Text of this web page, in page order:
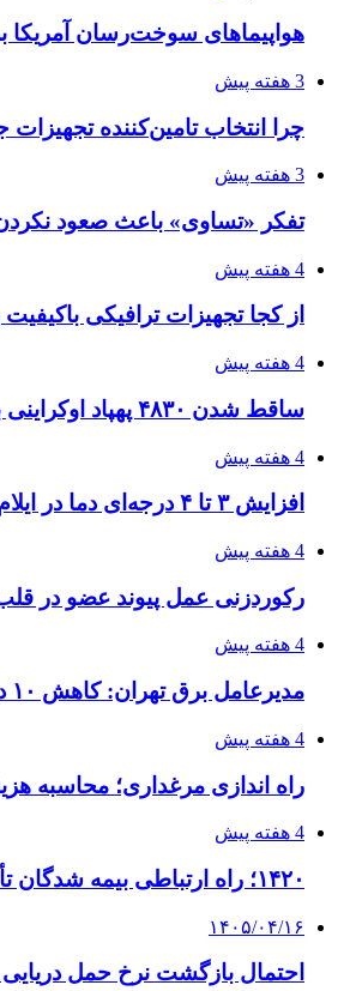
هواپیماهای سوخت‌رسان آمریکا
3 هفته پیش
چرا انتخاب تامین‌کننده
3 هفته پیش
تفکر «تساوی» باعث صعود
4 هفته پیش
از کجا تجهیزات ترافیکی
4 هفته پیش
ساقط شدن ۴۸۳۰ پهپاد اوکراینی با آتش پدافند روسیه
4 هفته پیش
افزایش ۳ تا ۴ درجه‌ای دما در ایلام تا اواخر هفته
4 هفته پیش
رکوردزنی عمل پیوند عضو در
4 هفته پیش
مدیرعامل برق تهران: کاهش ۱۰ درصدی مصرف برق، ضامن پایداری شبکه است
4 هفته پیش
راه اندازی مرغداری؛ محاسبه
4 هفته پیش
۱۴۲۰؛ راه ارتباطی بیمه شدگان تأمین‌اجتماعی
۱۴۰۵/۰۴/۱۶
احتمال بازگشت نرخ حمل دریایی به قبل